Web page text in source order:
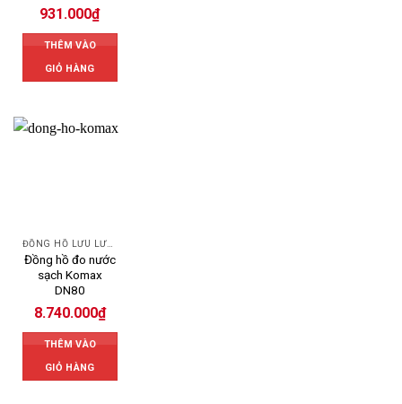
931.000₫
THÊM VÀO
GIỎ HÀNG
ĐỒNG HỒ LƯU LƯỢNG NƯỚC KOMAX
Đồng hồ đo nước
sạch Komax
DN80
8.740.000₫
THÊM VÀO
GIỎ HÀNG